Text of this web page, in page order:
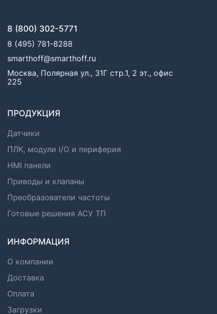
8 (800) 302-5771
8 (495) 781-8288
smarthoff@smarthoff.ru
Москва, Полярная ул., 31Г стр.1, 2 эт., офис
225
ПРОДУКЦИЯ
Датчики
ПЛК, модули I/O и периферия
HMI панели
Приводы и клапаны
Преобразователи частоты
Готовые решения АСУ ТП
ИНФОРМАЦИЯ
О компании
Доставка
Оплата
Загрузки